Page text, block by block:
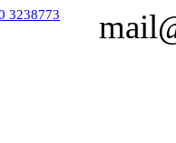
3238773